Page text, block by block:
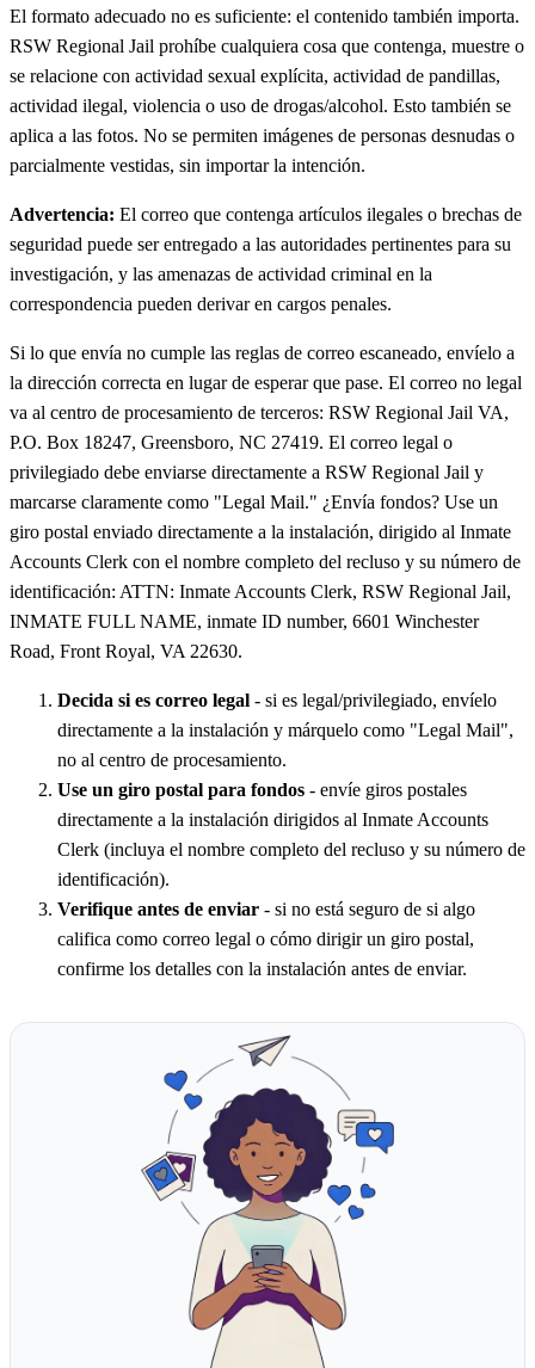
El formato adecuado no es suficiente: el contenido también importa.
RSW Regional Jail prohíbe cualquiera cosa que contenga, muestre o
se relacione con actividad sexual explícita, actividad de pandillas,
actividad ilegal, violencia o uso de drogas/alcohol. Esto también se
aplica a las fotos. No se permiten imágenes de personas desnudas o
parcialmente vestidas, sin importar la intención.
Advertencia: El correo que contenga artículos ilegales o brechas de
seguridad puede ser entregado a las autoridades pertinentes para su
investigación, y las amenazas de actividad criminal en la
correspondencia pueden derivar en cargos penales.
Si lo que envía no cumple las reglas de correo escaneado, envíelo a
la dirección correcta en lugar de esperar que pase. El correo no legal
va al centro de procesamiento de terceros: RSW Regional Jail VA,
P.O. Box 18247, Greensboro, NC 27419. El correo legal o
privilegiado debe enviarse directamente a RSW Regional Jail y
marcarse claramente como "Legal Mail." ¿Envía fondos? Use un
giro postal enviado directamente a la instalación, dirigido al Inmate
Accounts Clerk con el nombre completo del recluso y su número de
identificación: ATTN: Inmate Accounts Clerk, RSW Regional Jail,
INMATE FULL NAME, inmate ID number, 6601 Winchester
Road, Front Royal, VA 22630.
Decida si es correo legal - si es legal/privilegiado, envíelo
directamente a la instalación y márquelo como "Legal Mail",
no al centro de procesamiento.
Use un giro postal para fondos - envíe giros postales
directamente a la instalación dirigidos al Inmate Accounts
Clerk (incluya el nombre completo del recluso y su número de
identificación).
Verifique antes de enviar - si no está seguro de si algo
califica como correo legal o cómo dirigir un giro postal,
confirme los detalles con la instalación antes de enviar.